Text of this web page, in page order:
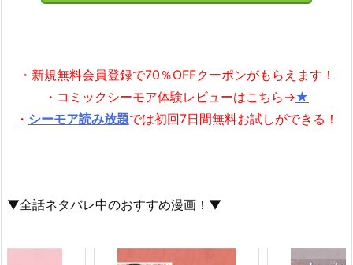
・新規無料会員登録で70％OFFクーポンがもらえます！
・コミックシーモア体験レビューはこちら→★
・ シーモア読み放題では初回7日間無料お試しができる！
▼全話ネタバレ中のおすすめ漫画！▼